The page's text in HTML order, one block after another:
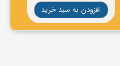
افزودن به سبد خرید